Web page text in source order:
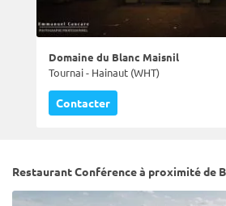
Domaine du Blanc Maisnil
Tournai - Hainaut (WHT)
Contacter
Restaurant Conférence à proximité de